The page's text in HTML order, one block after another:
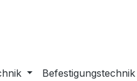
Befestigungstechnik